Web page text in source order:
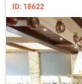
ID: 18622